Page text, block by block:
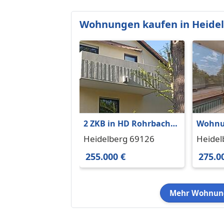
Wohnungen kaufen in
2 ZKB in HD Rohrbach -
Renoviert
Heidelberg 69126
255.000 €
in
Mehr